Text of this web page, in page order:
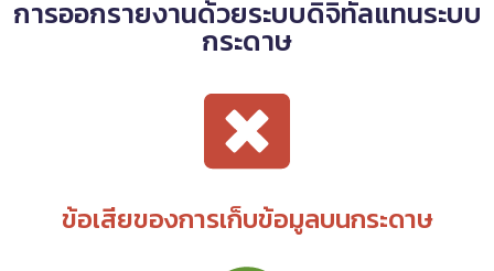
การออกรายงานด้วยระบบดิจิทัลแทนระบบ
กระดาษ
ข้อเสียของการเก็บข้อมูลบนกระดาษ